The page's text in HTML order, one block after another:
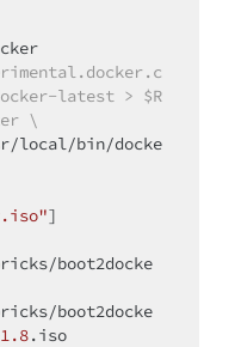
latest > $R
\
]
boot2docke
boot2docke
1.8.iso